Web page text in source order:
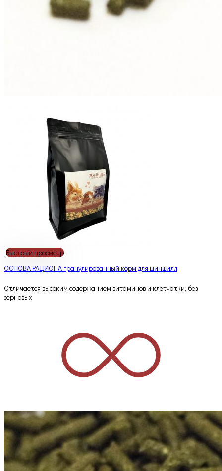
Быстрый просмотр
ОСНОВА РАЦИОНА гранулированный корм для шиншилл
Отличается высоким содержанием витаминов и клетчатки, без
зерновых